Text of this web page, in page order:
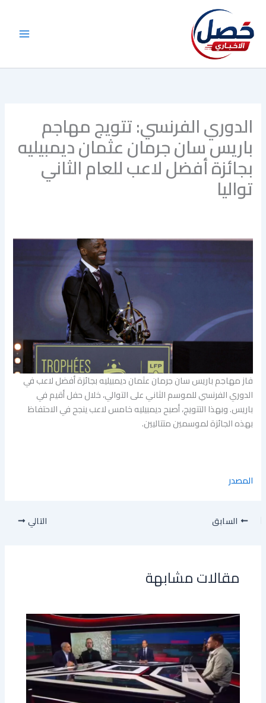
المحتوى
الدوري الفرنسي: تتويج مهاجم
باريس سان جرمان عثمان ديمبيليه
بجائزة أفضل لاعب للعام الثاني
تواليا
فاز مهاجم باريس سان جرمان عثمان ديمبيليه بجائزة أفضل لاعب في
الدوري الفرنسي للموسم الثاني على التوالي، خلال حفل أقيم في
باريس. وبهذا التتويج، أصبح ديمبيليه خامس لاعب ينجح في الاحتفاظ
بهذه الجائزة لموسمين متتاليين.
المصدر
السابق التالي
مقالات مشابهة